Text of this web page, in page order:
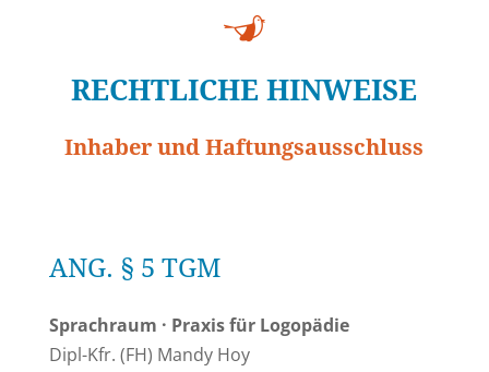
RECHTLICHE HINWEISE
Inhaber und Haftungsausschluss
ANG. § 5 TGM
Sprachraum · Praxis für Logopädie
Dipl-Kfr. (FH) Mandy Hoy